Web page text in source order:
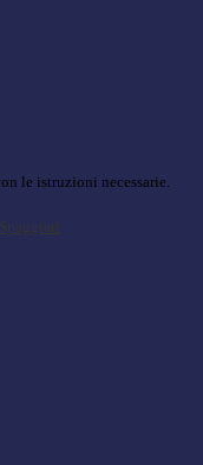
le istruzioni necessarie.